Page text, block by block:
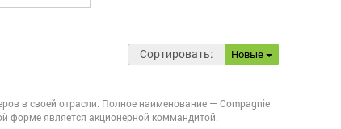
Сортировать: Новые
в своей отрасли. Полное наименование — Compagnie
форме является акционерной коммандитой.